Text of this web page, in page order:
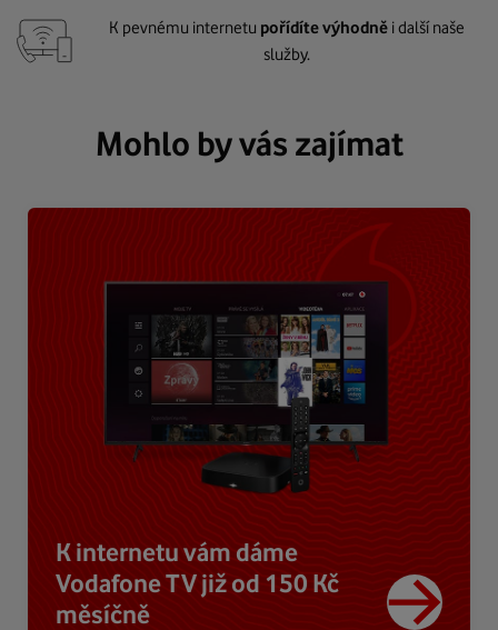
K pevnému internetu pořídíte výhodně i další naše
služby.
Mohlo by vás zajímat
K internetu vám dáme
Vodafone TV již od 150 Kč
měsíčně